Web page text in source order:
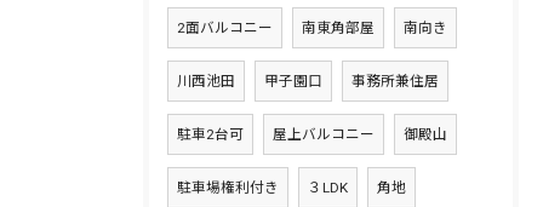
2面バルコニー 南東角部屋 南向き
川西池田 甲子園口 事務所兼住居
駐車2台可 屋上バルコニー 御殿山
駐車場権利付き ３LDK 角地